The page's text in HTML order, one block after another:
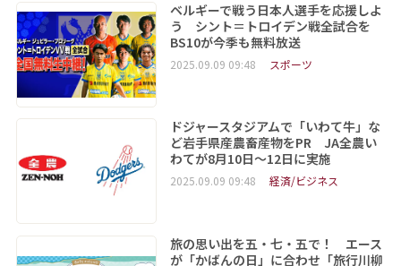
ベルギーで戦う日本人選手を応援しよ
う シント＝トロイデン戦全試合を
BS10が今季も無料放送
2025.09.09 09:48 スポーツ
ドジャースタジアムで「いわて牛」な
ど岩手県産農畜産物をPR JA全農い
わてが8月10日～12日に実施
2025.09.09 09:48 経済/ビジネス
旅の思い出を五・七・五で！ エース
が「かばんの日」に合わせ「旅行川柳